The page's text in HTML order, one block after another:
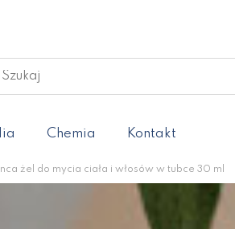
Chemia Kontakt
żel do mycia ciała i włosów w tubce 30 ml